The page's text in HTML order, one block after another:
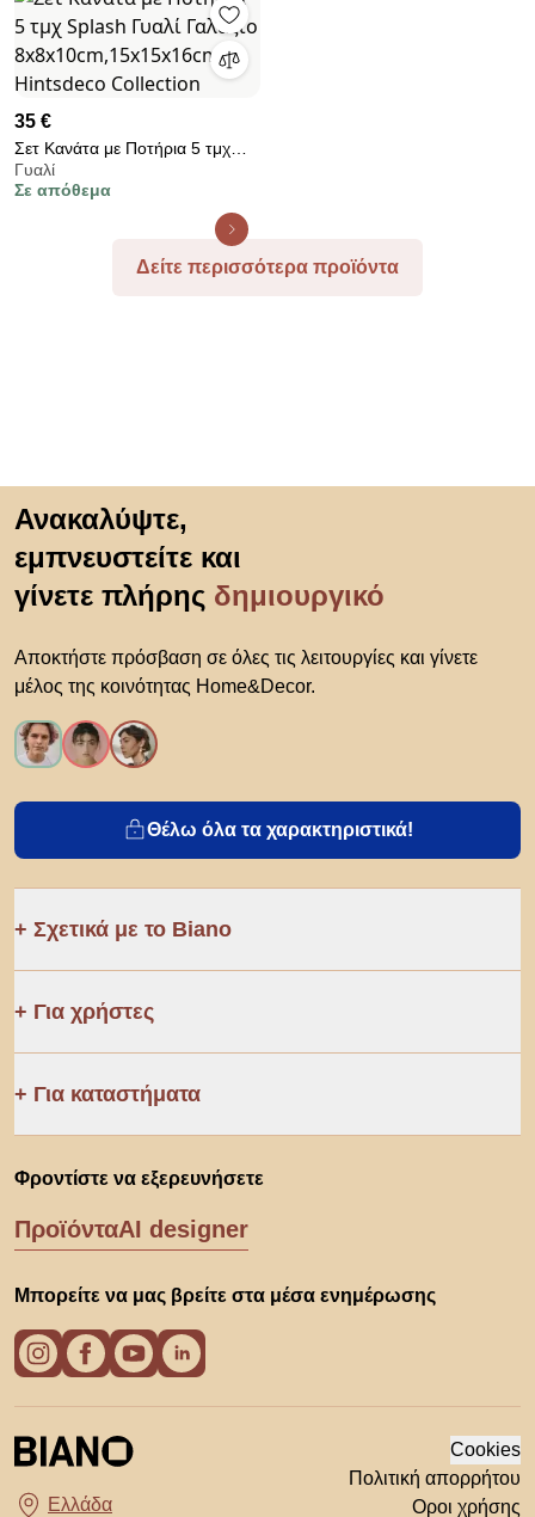
35 €
Σετ Κανάτα με Ποτήρια 5 τμχ
Splash Γυαλί Γαλάζιο
8x8x10cm,15x15x16cm
Γυαλί
Σε απόθεμα
Δείτε περισσότερα προϊόντα
Ανακαλύψτε,
εμπνευστείτε και
γίνετε πλήρης δημιουργικό
Αποκτήστε πρόσβαση σε όλες τις λειτουργίες και γίνετε
μέλος της κοινότητας Home&Decor.
Θέλω όλα τα χαρακτηριστικά!
Σχετικά με το Biano
Για χρήστες
Για καταστήματα
Φροντίστε να εξερευνήσετε
ΠροϊόνταAI designer
Μπορείτε να μας βρείτε στα μέσα ενημέρωσης
Cookies
Πολιτική απορρήτου
Οροι χρήσης